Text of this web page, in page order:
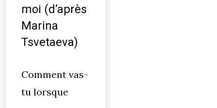
moi (d’après
Marina
Tsvetaeva)
Comment vas-
tu lorsque